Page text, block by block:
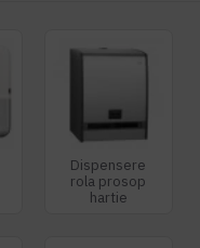
Dispensere
rola prosop
hartie